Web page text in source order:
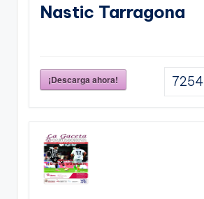
Nastic Tarragona
¡Descarga ahora! 7254